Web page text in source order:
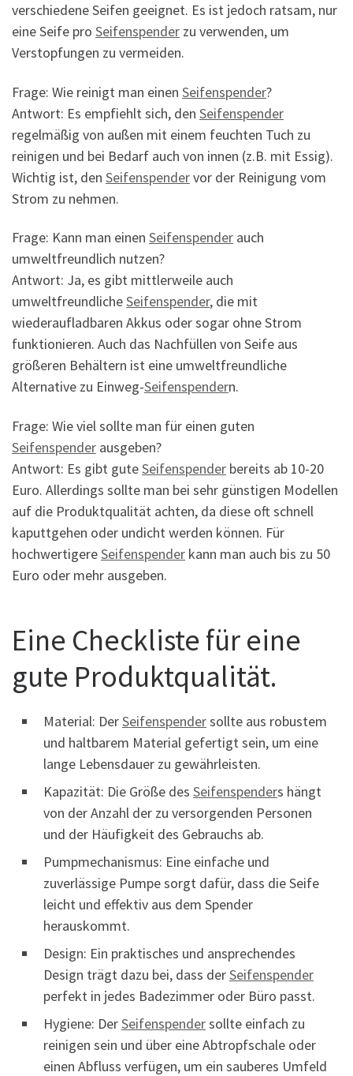
verschiedene Seifen geeignet. Es ist jedoch ratsam, nur
eine Seife pro Seifenspender zu verwenden, um
Verstopfungen zu vermeiden.
Frage: Wie reinigt man einen Seifenspender?
Antwort: Es empfiehlt sich, den Seifenspender
regelmäßig von außen mit einem feuchten Tuch zu
reinigen und bei Bedarf auch von innen (z.B. mit Essig).
Wichtig ist, den Seifenspendervor der Reinigung vom
Strom zu nehmen.
Frage: Kann man einen Seifenspender auch
umweltfreundlich nutzen?
Antwort: Ja, es gibt mittlerweile auch
umweltfreundlicheSeifenspender, die mit
wiederaufladbaren Akkus oder sogar ohne Strom
funktionieren. Auch das Nachfüllen von Seife aus
größeren Behältern ist eine umweltfreundliche
Alternative zu Einweg-Seifenspendern.
Frage: Wie viel sollte man für einen guten
Seifenspender ausgeben?
Antwort: Es gibt guteSeifenspender bereits ab 10-20
Euro. Allerdings sollte man bei sehr günstigen Modellen
auf die Produktqualität achten, da diese oft schnell
kaputtgehen oder undicht werden können. Für
hochwertigereSeifenspender kann man auch bis zu 50
Euro oder mehr ausgeben.
Eine Checkliste für eine
gute Produktqualität.
Material: DerSeifenspendersollte aus robustem
und haltbarem Material gefertigt sein, um eine
lange Lebensdauer zu gewährleisten.
Kapazität: Die Größe des Seifenspenders hängt
von der Anzahl der zu versorgenden Personen
und der Häufigkeit des Gebrauchs ab.
Pumpmechanismus: Eine einfache und
zuverlässige Pumpe sorgt dafür, dass die Seife
leicht und effektiv aus dem Spender
herauskommt.
Design: Ein praktisches und ansprechendes
Design trägt dazu bei, dass derSeifenspender
perfekt in jedes Badezimmer oder Büro passt.
Hygiene: DerSeifenspendersollte einfach zu
reinigen sein und über eine Abtropfschale oder
einen Abfluss verfügen, um ein sauberes Umfeld